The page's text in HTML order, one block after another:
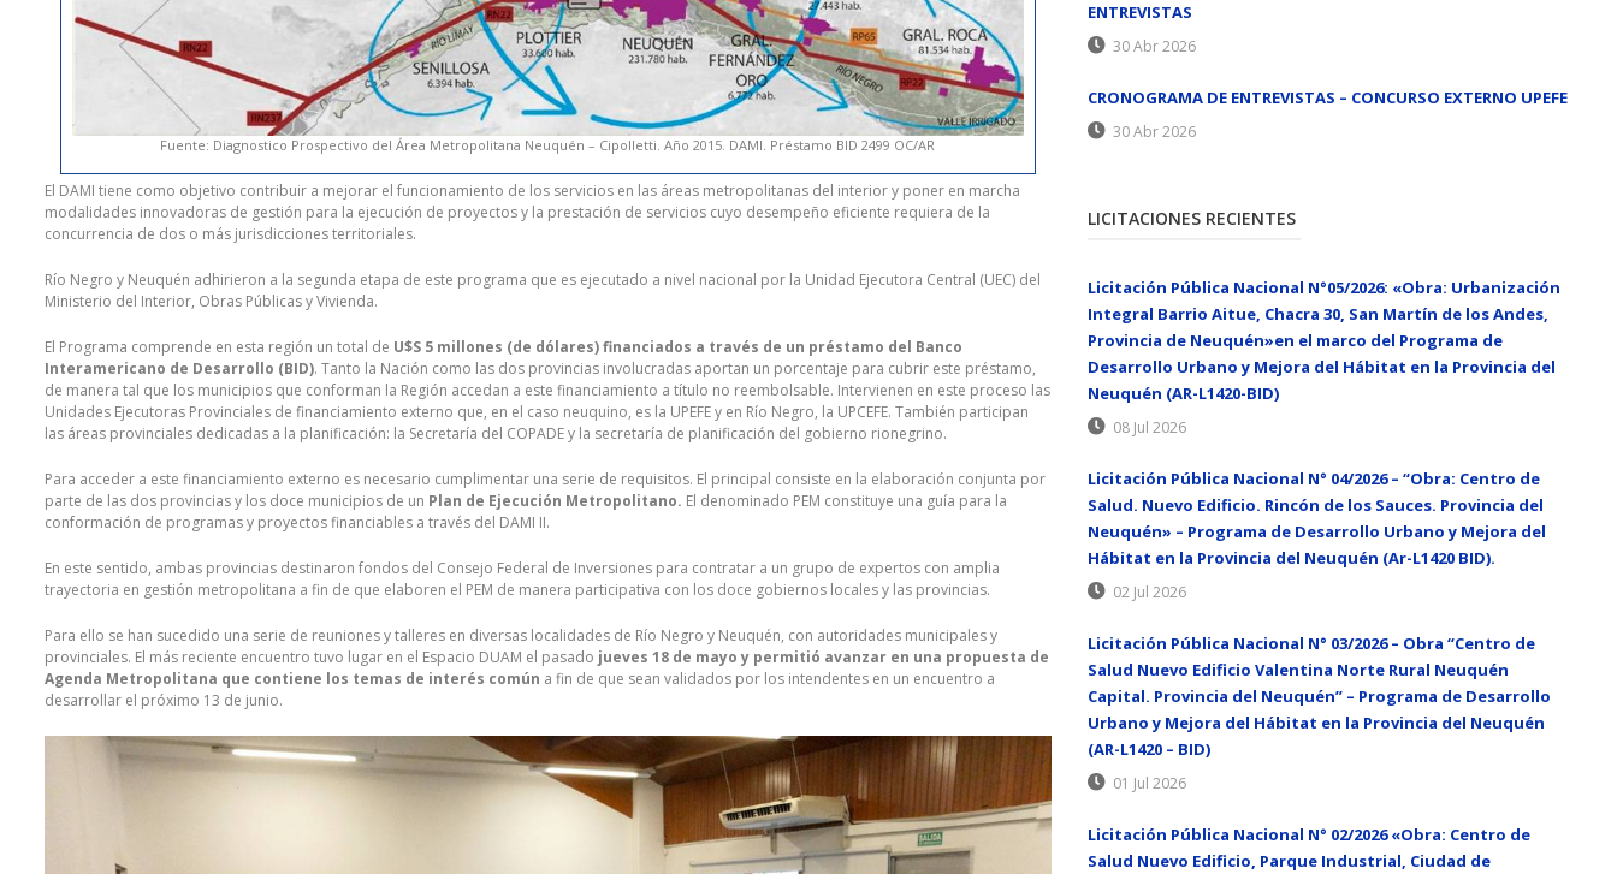
Fuente: Diagnostico Prospectivo del Área Metropolitana Neuquén – Cipolletti. Año 2015. DAMI. Préstamo BID 2499 OC/AR
El DAMI tiene como objetivo contribuir a mejorar el funcionamiento de los servicios en las áreas metropolitanas del interior y poner en marcha
modalidades innovadoras de gestión para la ejecución de proyectos y la prestación de servicios cuyo desempeño eficiente requiera de la
concurrencia de dos o más jurisdicciones territoriales.
Río Negro y Neuquén adhirieron a la segunda etapa de este programa que es ejecutado a nivel nacional por la Unidad Ejecutora Central (UEC) del
Ministerio del Interior, Obras Públicas y Vivienda.
El Programa comprende en esta región un total de U$S 5 millones (de dólares) financiados a través de un préstamo del Banco
Interamericano de Desarrollo (BID). Tanto la Nación como las dos provincias involucradas aportan un porcentaje para cubrir este préstamo,
de manera tal que los municipios que conforman la Región accedan a este financiamiento a título no reembolsable. Intervienen en este proceso las
Unidades Ejecutoras Provinciales de financiamiento externo que, en el caso neuquino, es la UPEFE y en Río Negro, la UPCEFE. También participan
las áreas provinciales dedicadas a la planificación: la Secretaría del COPADE y la secretaría de planificación del gobierno rionegrino.
Para acceder a este financiamiento externo es necesario cumplimentar una serie de requisitos. El principal consiste en la elaboración conjunta por
parte de las dos provincias y los doce municipios de un Plan de Ejecución Metropolitano. El denominado PEM constituye una guía para la
conformación de programas y proyectos financiables a través del DAMI II.
En este sentido, ambas provincias destinaron fondos del Consejo Federal de Inversiones para contratar a un grupo de expertos con amplia
trayectoria en gestión metropolitana a fin de que elaboren el PEM de manera participativa con los doce gobiernos locales y las provincias.
Para ello se han sucedido una serie de reuniones y talleres en diversas localidades de Río Negro y Neuquén, con autoridades municipales y
provinciales. El más reciente encuentro tuvo lugar en el Espacio DUAM el pasado jueves 18 de mayo y permitió avanzar en una propuesta de
Agenda Metropolitana que contiene los temas de interés común a fin de que sean validados por los intendentes en un encuentro a
desarrollar el próximo 13 de junio.
ENTREVISTAS
30 Abr 2026
CRONOGRAMA DE ENTREVISTAS – CONCURSO EXTERNO UPEFE
30 Abr 2026
LICITACIONES RECIENTES
Licitación Pública Nacional N°05/2026: «Obra: Urbanización
Integral Barrio Aitue, Chacra 30, San Martín de los Andes,
Provincia de Neuquén»en el marco del Programa de
Desarrollo Urbano y Mejora del Hábitat en la Provincia del
Neuquén (AR-L1420-BID)
08 Jul 2026
Licitación Pública Nacional N° 04/2026 – “Obra: Centro de
Salud. Nuevo Edificio. Rincón de los Sauces. Provincia del
Neuquén» – Programa de Desarrollo Urbano y Mejora del
Hábitat en la Provincia del Neuquén (Ar-L1420 BID).
02 Jul 2026
Licitación Pública Nacional N° 03/2026 – Obra “Centro de
Salud Nuevo Edificio Valentina Norte Rural Neuquén
Capital. Provincia del Neuquén” – Programa de Desarrollo
Urbano y Mejora del Hábitat en la Provincia del Neuquén
(AR-L1420 – BID)
01 Jul 2026
Licitación Pública Nacional N° 02/2026 «Obra: Centro de
Salud Nuevo Edificio, Parque Industrial, Ciudad de